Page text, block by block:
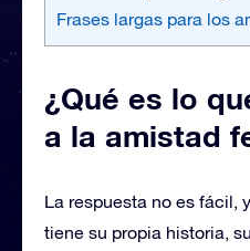
Frases largas para los
¿Qué es lo
a la amistad
La respuesta no es fácil,
tiene su propia historia,